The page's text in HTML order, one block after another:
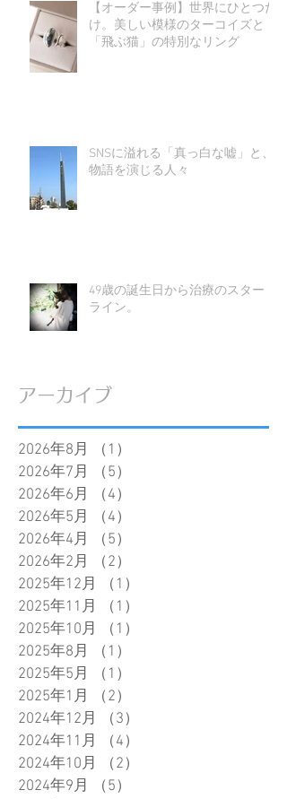
【オーダー事例】世界にひとつだ
け。美しい模様のターコイズと
「飛ぶ猫」の特別なリング
SNSに溢れる「真っ白な嘘」と、
物語を演じる人々
49歳の誕生日から治療のスタート
ライン。
アーカイブ
2026年8月 （1）
2026年7月
（5）
2026年6月
（4）
2026年5月
（4）
2026年4月
（5）
2026年2月
（2）
2025年12月
（1）
2025年11月
（1）
2025年10月
（1）
2025年8月
（1）
2025年5月
（1）
2025年1月
（2）
2024年12月
（3）
2024年11月
（4）
2024年10月
（2）
2024年9月
（5）